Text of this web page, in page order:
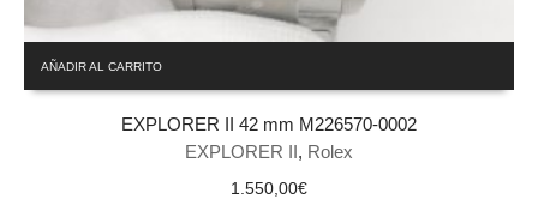
AÑADIR AL CARRITO
EXPLORER II 42 mm M226570-0002
EXPLORER II, Rolex
1.550,00€